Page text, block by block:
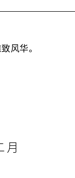
风华。